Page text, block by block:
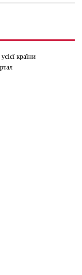
країни